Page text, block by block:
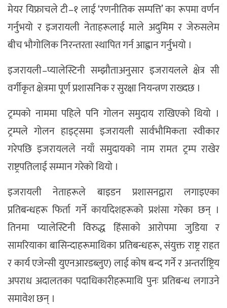
मेयर यिफ्राचले टी–१ लाई ‘रणनीतिक सम्पत्ति’ का रूपमा वर्णन
गर्नुभयो र इजरायली नेताहरूलाई माले अदुमिम र जेरुसलेम
बीच भौगोलिक निरन्तरता स्थापित गर्न आह्वान गर्नुभयो ।
इजरायली–प्यालेस्टिनी सम्झौताअनुसार इजरायलले क्षेत्र सी
वर्गीकृत क्षेत्रमा पूर्ण प्रशासनिक र सुरक्षा नियन्त्रण राख्दछ ।
ट्रम्पको नाममा पहिले पनि गोलन समुदाय राखिएको थियो ।
ट्रम्पले गोलन हाइट्समा इजरायली सार्वभौमिकता स्वीकार
गरेपछि इजरायलले नयाँ समुदायको नाम रामत ट्रम्प राखेर
राष्ट्रपतिलाई सम्मान गरेको थियो ।
इजरायली नेताहरूले बाइडन प्रशासनद्वारा लगाइएका
प्रतिबन्धहरू फिर्ता गर्ने कार्यादेशहरूको प्रशंसा गरेका छन् ।
तिनमा प्यालेस्टिनी विरुद्ध हिंसाको आरोपमा जुडिया र
सामरियाका बासिन्दाहरूमाथिका प्रतिबन्धहरू, संयुक्त राष्ट्र राहत
र कार्य एजेन्सी युएनआरडब्लुए) लाई कोष बन्द गर्ने र अन्तर्राष्ट्रिय
अपराध अदालतका पदाधिकारीहरूमाथि पुनः प्रतिबन्ध लगाउने
समावेश छन् ।